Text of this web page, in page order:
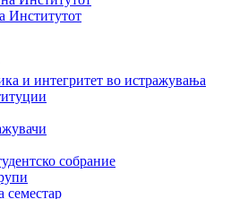
Институтот
и интегритет во истражувања
собрание